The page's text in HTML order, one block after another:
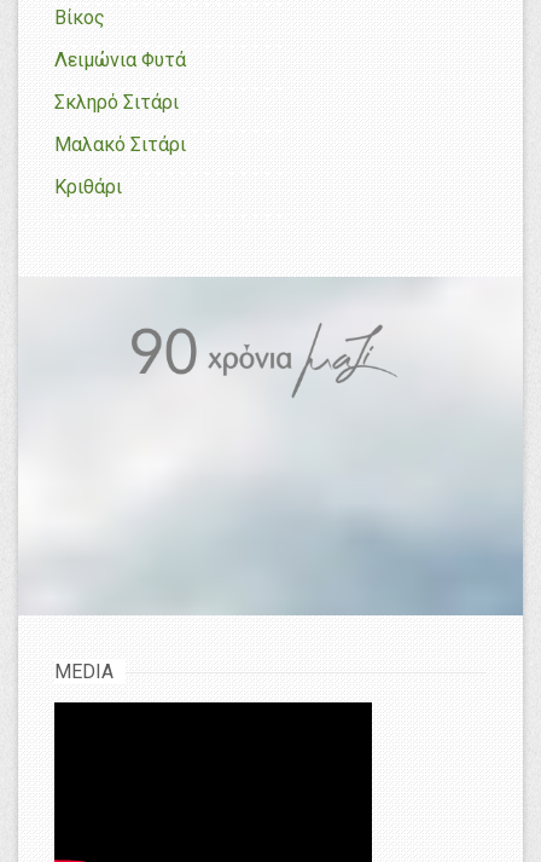
Βίκος
Λειμώνια Φυτά
Σκληρό Σιτάρι
Μαλακό Σιτάρι
Κριθάρι
MEDIA